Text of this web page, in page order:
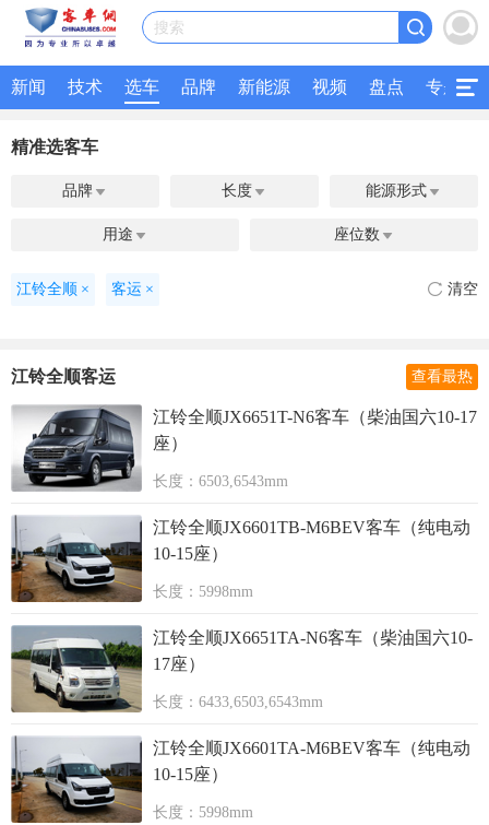
搜索
新闻 技术 选车 品牌 新能源 视频 盘点 专题
精准选客车
品牌  长度  能源形式 
用途  座位数 
江铃全顺 × 客运 × 清空
江铃全顺客运 查看最热
江铃全顺JX6651T-N6客车（柴油国六10-17
座）
长度：6503,6543mm
江铃全顺JX6601TB-M6BEV客车（纯电动
10-15座）
长度：5998mm
江铃全顺JX6651TA-N6客车（柴油国六10-
17座）
长度：6433,6503,6543mm
江铃全顺JX6601TA-M6BEV客车（纯电动
10-15座）
长度：5998mm